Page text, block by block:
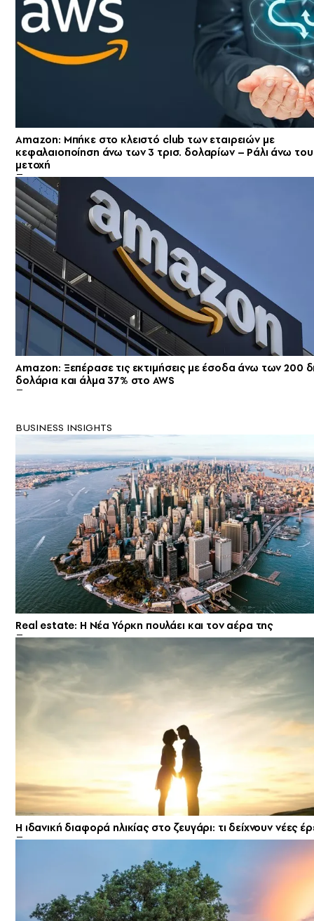
Amazon: Μπήκε στο κλειστό club των εταιρειών με
κεφαλαιοποίηση άνω των 3 τρισ. δολαρίων – Ράλι άνω
μετοχή
Amazon: Ξεπέρασε τις εκτιμήσεις με έσοδα άνω των 200
δολάρια και άλμα 37% στο AWS
BUSINESS INSIGHTS
Real estate: H Νέα Υόρκη πουλάει και τον αέρα της
Η ιδανική διαφορά ηλικίας στο ζευγάρι: τι δείχνουν νέες